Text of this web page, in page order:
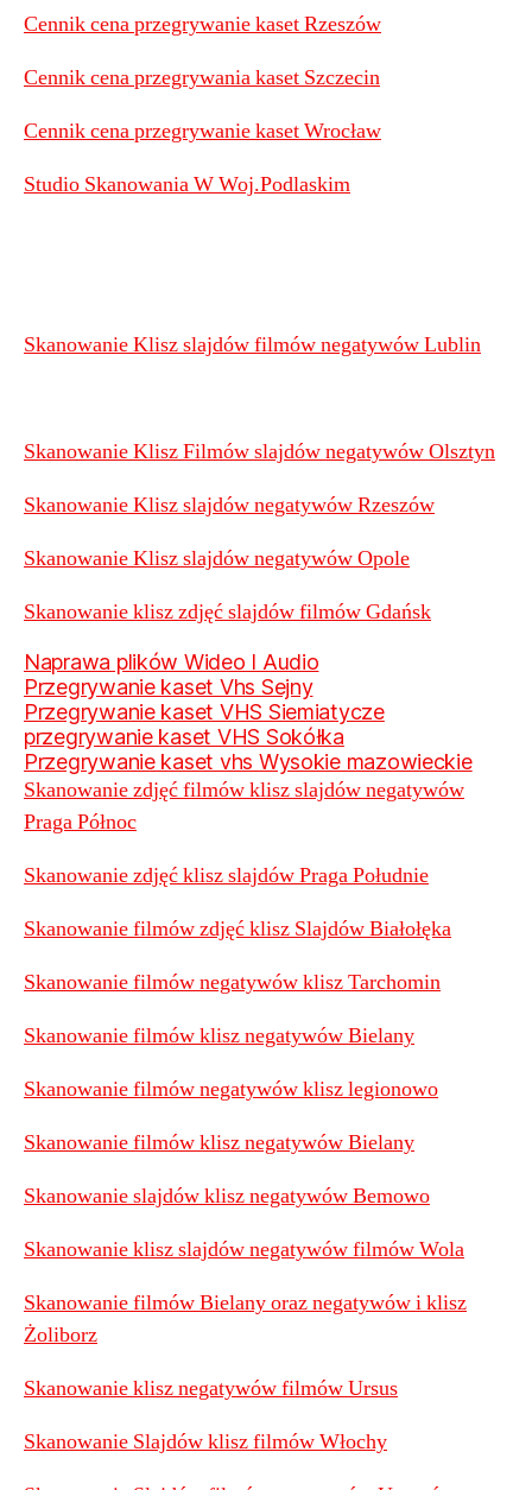
Cennik cena przegrywanie kaset Rzeszów
Cennik cena przegrywania kaset Szczecin
Cennik cena przegrywanie kaset Wrocław
Studio Skanowania W Woj.Podlaskim
Skanowanie Klisz slajdów filmów negatywów Lublin
Skanowanie Klisz Filmów slajdów negatywów Olsztyn
Skanowanie Klisz slajdów negatywów Rzeszów
Skanowanie Klisz slajdów negatywów Opole
Skanowanie klisz zdjęć slajdów filmów Gdańsk
Naprawa plików Wideo I Audio
Przegrywanie kaset Vhs Sejny
Przegrywanie kaset VHS Siemiatycze
przegrywanie kaset VHS Sokółka
Przegrywanie kaset vhs Wysokie mazowieckie
Skanowanie zdjęć filmów klisz slajdów negatywów
Praga Północ
Skanowanie zdjęć klisz slajdów Praga Południe
Skanowanie filmów zdjęć klisz Slajdów Białołęka
Skanowanie filmów negatywów klisz Tarchomin
Skanowanie filmów klisz negatywów Bielany
Skanowanie filmów negatywów klisz legionowo
Skanowanie filmów klisz negatywów Bielany
Skanowanie slajdów klisz negatywów Bemowo
Skanowanie klisz slajdów negatywów filmów Wola
Skanowanie filmów Bielany oraz negatywów i klisz
Żoliborz
Skanowanie klisz negatywów filmów Ursus
Skanowanie Slajdów klisz filmów Włochy